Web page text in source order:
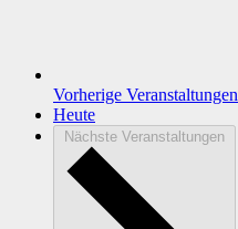
Vorherige Veranstaltungen
Heute
Nächste Veranstaltungen